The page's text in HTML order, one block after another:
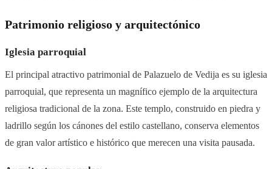
Patrimonio religioso y arquitectónico
Iglesia parroquial
El principal atractivo patrimonial de Palazuelo de Vedija es su iglesia
parroquial, que representa un magnífico ejemplo de la arquitectura
religiosa tradicional de la zona. Este templo, construido en piedra y
ladrillo según los cánones del estilo castellano, conserva elementos
de gran valor artístico e histórico que merecen una visita pausada.